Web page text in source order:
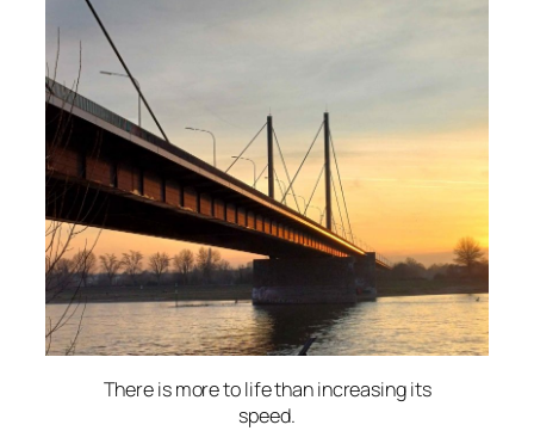
There is more to life than increasing its
speed.